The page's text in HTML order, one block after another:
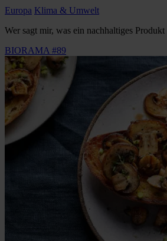
Europa Klima & Umwelt
Wer sagt mir, was ein nachhaltiges Produkt
BIORAMA #89